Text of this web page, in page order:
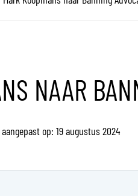
NAAR
op: 19 augustus 2024